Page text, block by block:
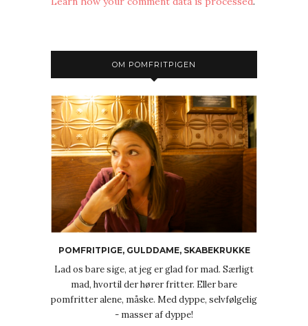
OM POMFRITPIGEN
POMFRITPIGE, GULDDAME, SKABEKRUKKE
Lad os bare sige, at jeg er glad for mad. Særligt
mad, hvortil der hører fritter. Eller bare
pomfritter alene, måske. Med dyppe, selvfølgelig
- masser af dyppe!